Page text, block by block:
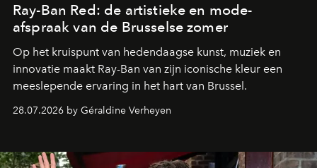
Ray-Ban Red: de artistieke en mode-
afspraak van de Brusselse zomer
Op het kruispunt van hedendaagse kunst, muziek en
innovatie maakt Ray-Ban van zijn iconische kleur een
meeslepende ervaring in het hart van Brussel.
28.07.2026 by Géraldine Verheyen